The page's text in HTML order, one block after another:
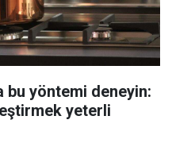
bu yöntemi deneyin:
yeterli